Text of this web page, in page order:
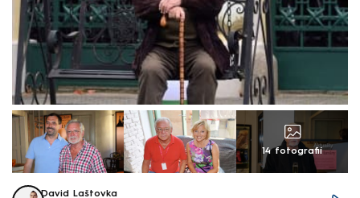
14 fotografií
David Laštovka